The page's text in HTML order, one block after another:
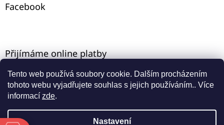
Tento web používá soubory cookie. Dalším procházením
tohoto webu vyjadřujete souhlas s jejich používáním.. Více
informací zde.
Nastavení
Facebook
Přijímáme online platby
Vytvořil Shoptet